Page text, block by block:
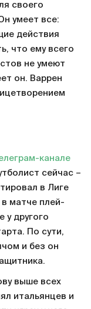
своего
умеет все:
действия
что ему всего
не умеют
он. Варрен
канале
сейчас –
в Лиге
матче плей-
у другого
По сути,
и без он
выше всех
итальянцев и